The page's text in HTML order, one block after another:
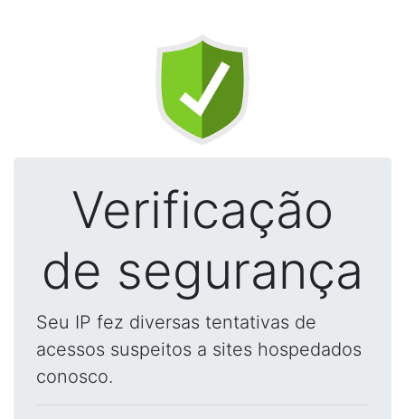
Verificação
de segurança
Seu IP fez diversas tentativas de
acessos suspeitos a sites hospedados
conosco.